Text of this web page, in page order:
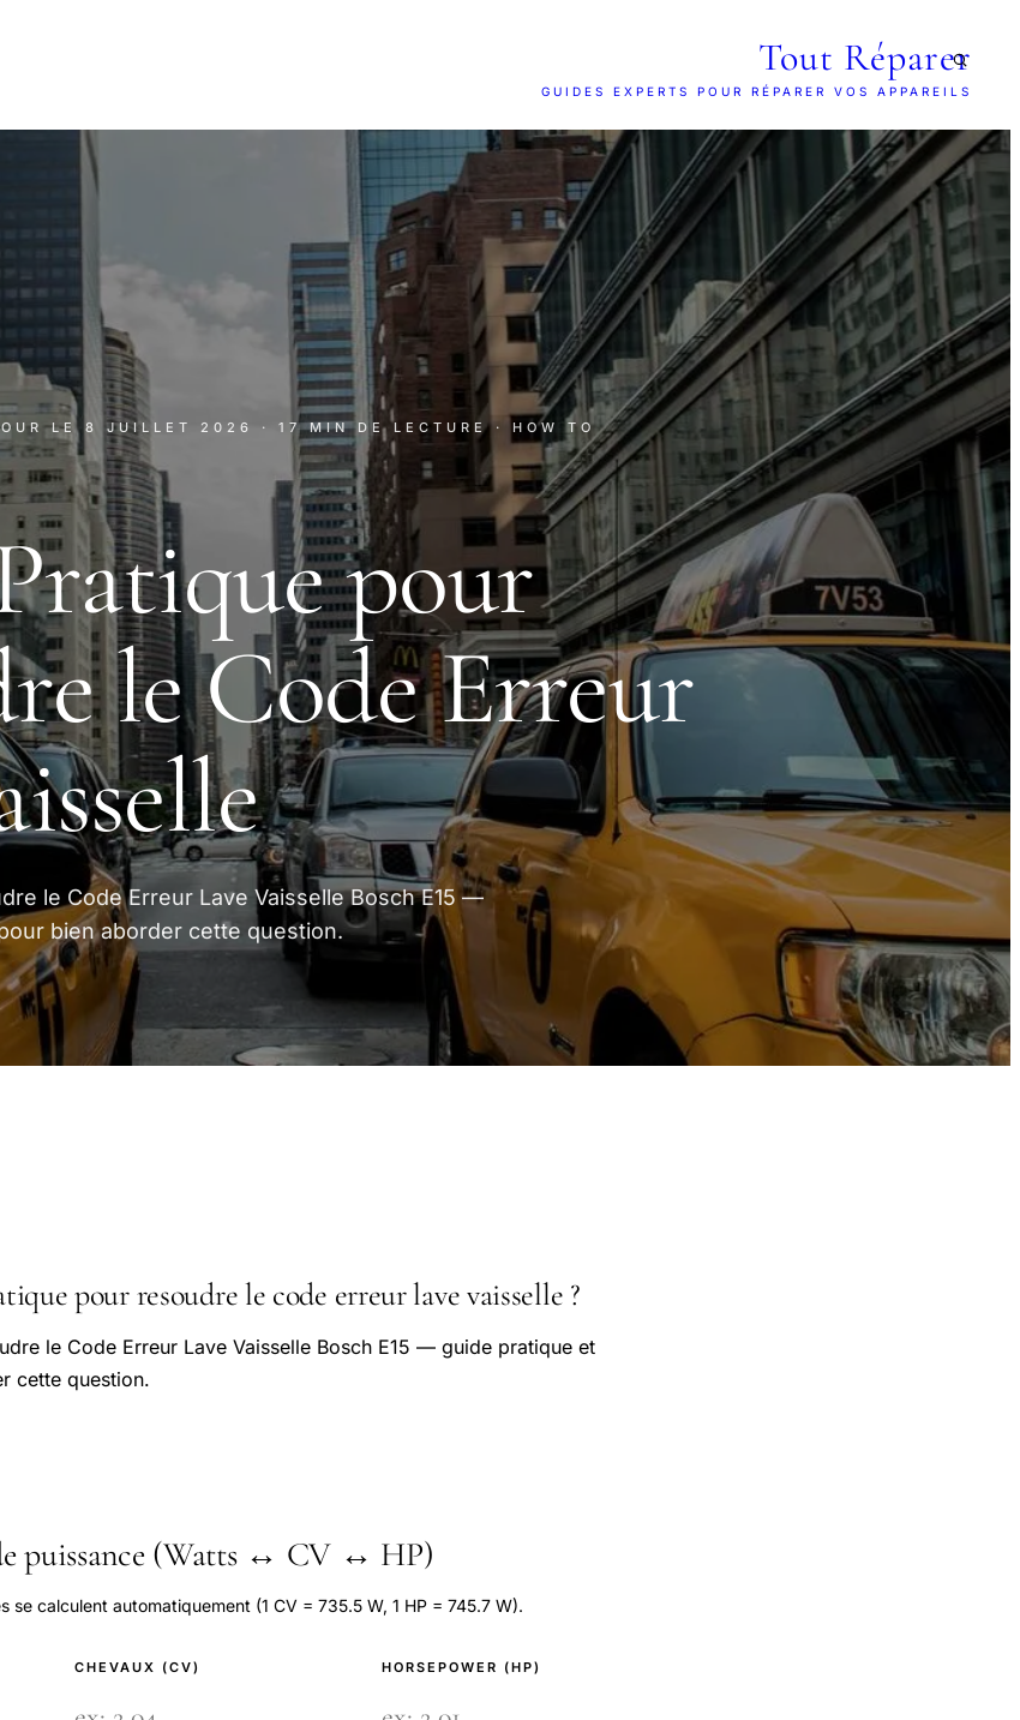
Tout Réparer
GUIDES EXPERTS POUR RÉPARER VOS APPAREILS
LE 8 JUILLET 2026 · 17 MIN DE LECTURE · HOW TO
pour
le Code Erreur
le Code Erreur Lave Vaisselle Bosch E15 —
bien aborder cette question.
pour resoudre le code erreur lave vaisselle ?
le Code Erreur Lave Vaisselle Bosch E15 — guide pratique et
cette question.
puissance (Watts ↔ CV ↔ HP)
se calculent automatiquement (1 CV = 735.5 W, 1 HP = 745.7 W).
CHEVAUX (CV) HORSEPOWER (HP)